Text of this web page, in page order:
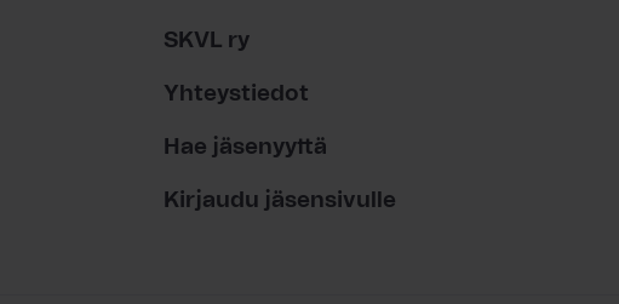
SKVL ry
Yhteystiedot
Hae jäsenyyttä
Kirjaudu jäsensivulle